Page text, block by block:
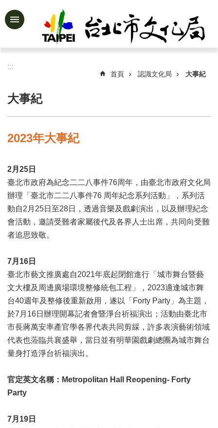
跳到主要內容區塊
進
告
訊
識
文
化
局
業
務
臺
北
藝
文
空
間
歷
年
化
節
慶
廉
:::
首頁 認識文化局 大事紀
大事紀
2023年大事紀
2月25日
臺北市政府為紀念二二八事件76周年，由臺北市政府文化局
辦理「臺北市二二八事件76 周年紀念系列活動」，系列活
動自2月25日至28日，透過音樂及戲劇演出，以及辦理紀念
會活動，邀請受難者家屬後代及各界人士出席，共同向受難
者追思致敬。
7月16日
臺北市藝文推廣處自2021年底起閉館進行「城市舞台暨藝
文大樓及周邊廣場環境整修統包工程」，2023適逢城市舞
台40週年及整修後重新啟用，遂以「Forty Party」為主題，
於7月16日辦理開幕記者會暨淨台祈福演出；活動由臺北市
市長蔣萬安率產官學各界代表共同剪綵，許多表演藝術領域
代表也蒞臨共襄盛舉，當日並有明華園戲劇總團為城市舞台
量身打造淨台祈福演出。
官定英文名稱：Metropolitan Hall Reopening- Forty
Party
7月19日